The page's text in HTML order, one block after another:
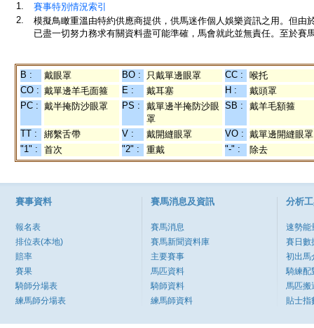
1.
賽事特別情況索引
2.
模擬鳥瞰重溫由特約供應商提供，供馬迷作個人娛樂資訊之用。但
已盡一切努力務求有關資料盡可能準確，馬會就此並無責任。至於賽
B : 戴眼罩 BO : 只戴單邊眼罩 CC :
喉托
CO : 戴單邊羊毛面箍 E : 戴耳塞 H :
戴頭罩
PC : 戴半掩防沙眼罩 PS :
戴單邊半掩防沙眼
罩
SB : 戴羊毛額箍
TT : 綁繫舌帶 V : 戴開縫眼罩 VO : 戴單邊開縫眼罩
"1" :
首次 "2" : 重戴 "-" : 除去
賽事資料
報名表
排位表(本地)
賠率
賽果
騎師分場表
練馬師分場表
賽馬消息及資訊
賽馬消息
賽馬新聞資料庫
主要賽事
馬匹資料
騎師資料
練馬師資料
分析
速勢能
賽日數
初出馬
騎練配
馬匹搬
貼士指